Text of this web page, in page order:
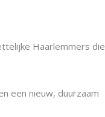
Haarlemmers die
een nieuw, duurzaam